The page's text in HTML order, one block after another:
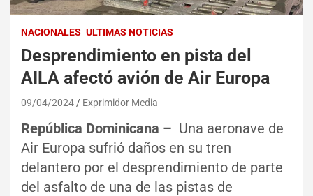
NACIONALES ULTIMAS NOTICIAS
Desprendimiento en pista del
AILA afectó avión de Air Europa
09/04/2024 Exprimidor Media
República Dominicana – Una aeronave de
Air Europa sufrió daños en su tren
delantero por el desprendimiento de parte
del asfalto de una de las pistas de